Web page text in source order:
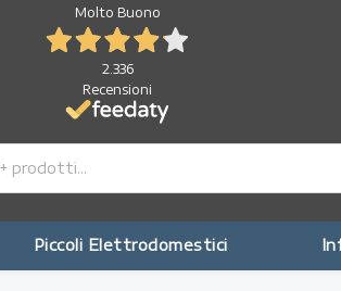
Molto Buono
2.336
Recensioni
Piccoli Elettrodomestici